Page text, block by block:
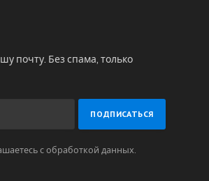
почту. Без спама, только
с обработкой данных.